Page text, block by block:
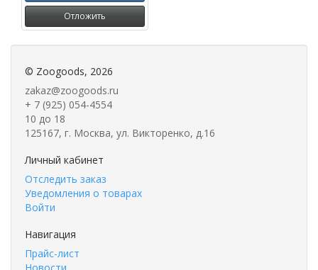
Отложить
© Zoogoods, 2026
zakaz@zoogoods.ru
+ 7 (925) 054-4554
10 до 18
125167, г. Москва, ул. Викторенко, д.16
Личный кабинет
Отследить заказ
Уведомления о товарах
Войти
Навигация
Прайс-лист